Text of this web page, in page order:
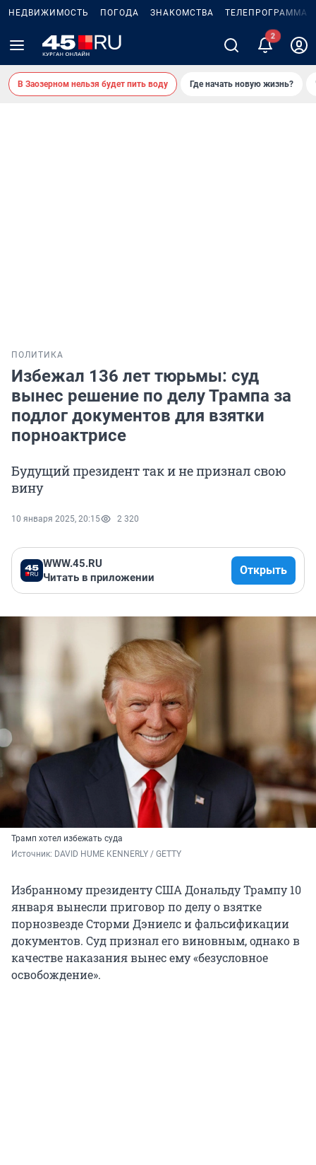
НЕДВИЖИМОСТЬ ПОГОДА ЗНАКОМСТВА ТЕЛЕПРОГРАММА
В Заозерном нельзя будет пить воду Где начать новую жизнь?
ПОЛИТИКА
Избежал 136 лет тюрьмы: суд
вынес решение по делу Трампа за
подлог документов для взятки
порноактрисе
Будущий президент так и не признал свою
вину
10 января 2025, 20:15 2 320
WWW.45.RU
Читать в приложении
Открыть
Трамп хотел избежать суда
Источник: DAVID HUME KENNERLY / GETTY
Избранному президенту США Дональду Трампу 10
января вынесли приговор по делу о взятке
порнозвезде Сторми Дэниелс и фальсификации
документов. Суд признал его виновным, однако в
качестве наказания вынес ему «безусловное
освобождение».